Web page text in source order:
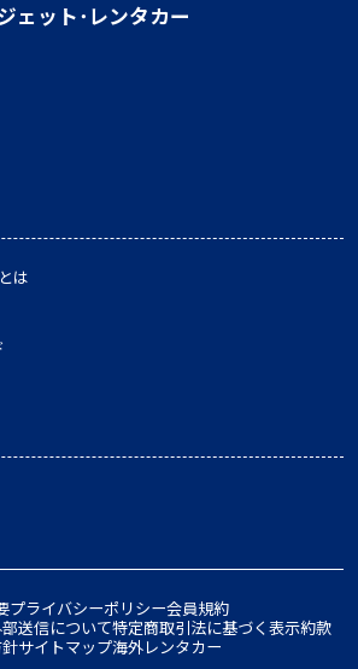
ェット･レンタカー
は
プライバシーポリシー会員規約
送信について特定商取引法に基づく表示約款
サイトマップ海外レンタカー